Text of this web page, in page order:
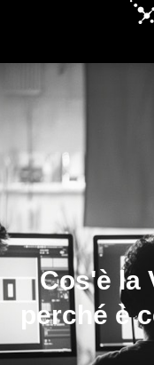
Cos'è la
perché è